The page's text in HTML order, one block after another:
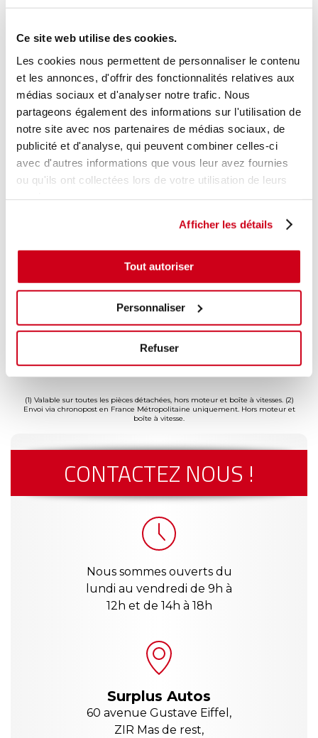
Ce site web utilise des cookies.
Les cookies nous permettent de personnaliser le contenu
et les annonces, d'offrir des fonctionnalités relatives aux
médias sociaux et d'analyser notre trafic. Nous
partageons également des informations sur l'utilisation de
notre site avec nos partenaires de médias sociaux, de
publicité et d'analyse, qui peuvent combiner celles-ci
avec d'autres informations que vous leur avez fournies
ou qu'ils ont collectées lors de votre utilisation de leurs
Afficher les détails
Tout autoriser
Personnaliser
Refuser
+ photos
Modèle de provenance
Caractéristiques techniques
En stock 16,00 € TTC
AJOUTER AU PANIER
jusqu'à 2
(1)
Livraison dès
24h
en France
(1) Valable sur toutes les pièces détachées, hors moteur et boîte à vitesses. (2)
Envoi via chronopost en France Métropolitaine uniquement. Hors moteur et
boîte à vitesse.
CONTACTEZ NOUS !
Nous sommes ouverts du
lundi au vendredi de 9h à
12h et de 14h à 18h
Surplus Autos
60 avenue Gustave Eiffel,
ZIR Mas de rest,